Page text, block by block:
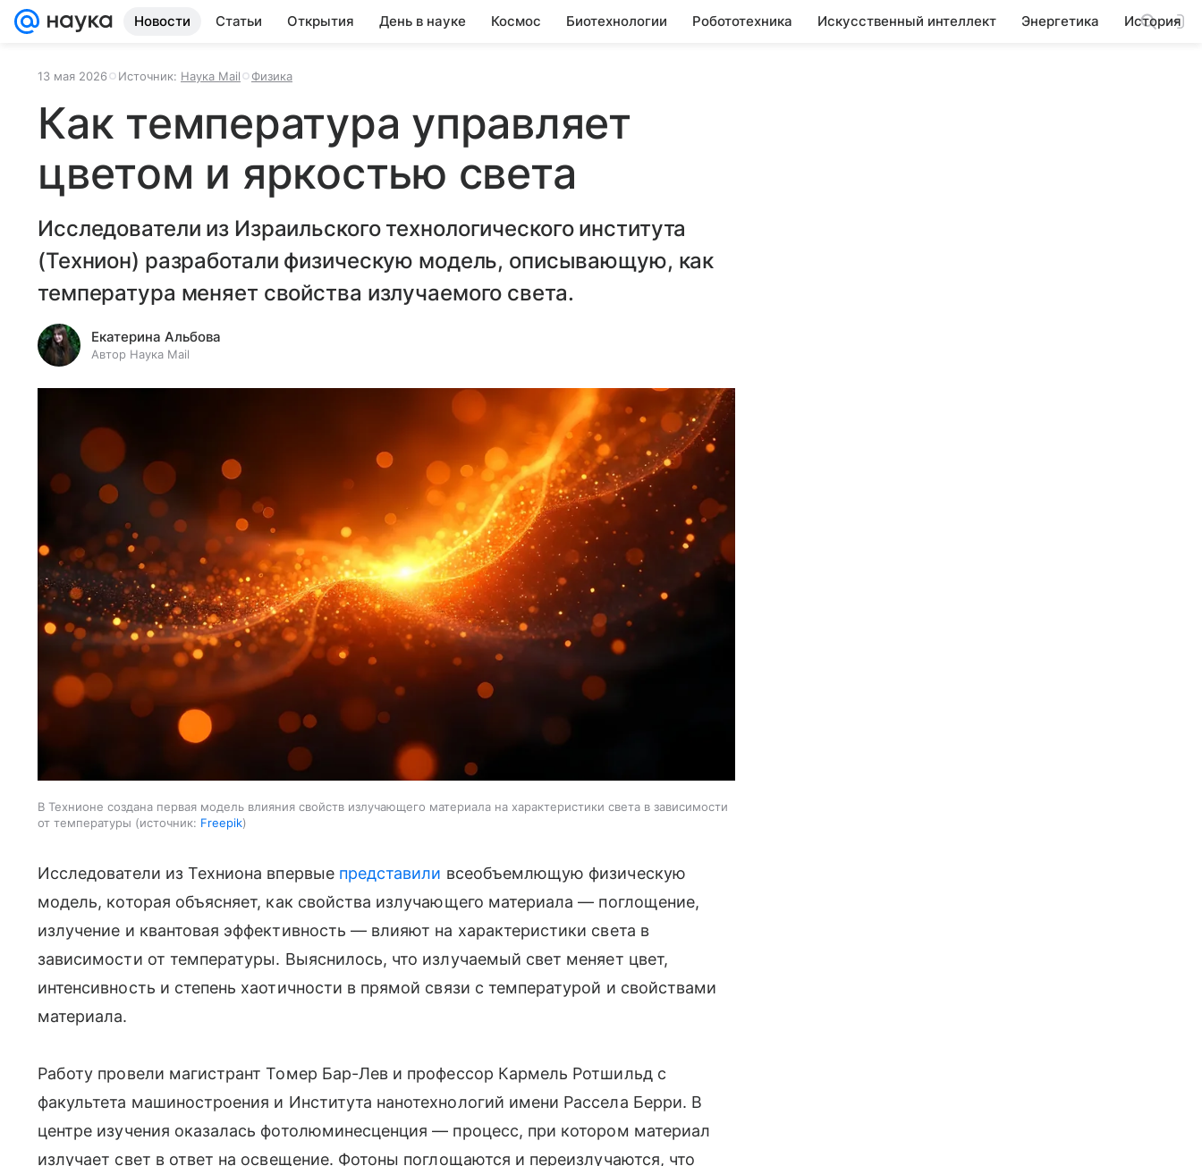
Новости Статьи Открытия День в науке Космос Биотехнологии Робототехника Искусственный интеллект Энергетика История
13 мая 2026 Источник: Наука Mail Физика
Как температура управляет
цветом и яркостью света
Исследователи из Израильского технологического института
(Технион) разработали физическую модель, описывающую, как
температура меняет свойства излучаемого света.
Екатерина Альбова
Автор Наука Mail
В Технионе создана первая модель влияния свойств излучающего материала на характеристики света в зависимости
от температуры
источник: Freepik
Исследователи из Техниона впервые представили всеобъемлющую физическую
модель, которая объясняет, как свойства излучающего материала — поглощение,
излучение и квантовая эффективность — влияют на характеристики света в
зависимости от температуры. Выяснилось, что излучаемый свет меняет цвет,
интенсивность и степень хаотичности в прямой связи с температурой и свойствами
материала.
Работу провели магистрант Томер Бар-Лев и профессор Кармель Ротшильд с
факультета машиностроения и Института нанотехнологий имени Рассела Берри. В
центре изучения оказалась фотолюминесценция — процесс, при котором материал
излучает свет в ответ на освещение. Фотоны поглощаются и переизлучаются, что